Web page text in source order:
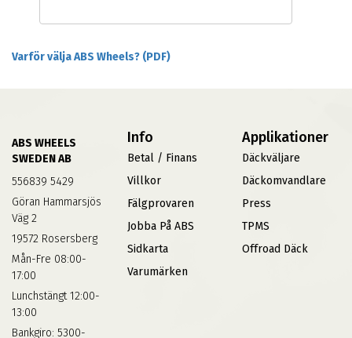
Varför välja ABS Wheels? (PDF)
ABS WHEELS
SWEDEN AB
556839 5429
Göran Hammarsjös
Väg 2
19572 Rosersberg
Mån-Fre 08:00-
17:00
Lunchstängt 12:00-
13:00
Bankgiro: 5300-
Info
Betal / Finans
Villkor
Fälgprovaren
Jobba På ABS
Sidkarta
Varumärken
Applikationer
Däckväljare
Däckomvandlare
Press
TPMS
Offroad Däck